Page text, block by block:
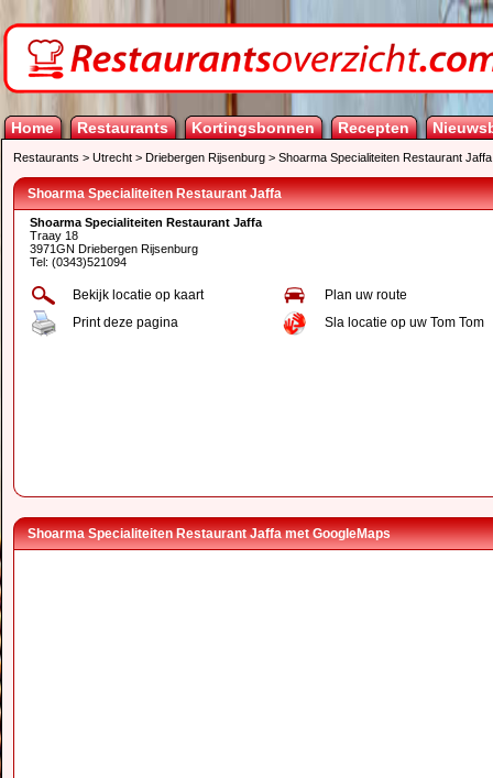
Home Restaurants Kortingsbonnen Recepten
Restaurants > Utrecht > Driebergen Rijsenburg > Shoarma Specialiteiten Restaurant Jaffa
Shoarma Specialiteiten Restaurant Jaffa
Shoarma Specialiteiten Restaurant Jaffa
Traay 18
3971GN Driebergen Rijsenburg
Tel: (0343)521094
Bekijk locatie op kaart
Plan uw route
Print deze pagina
Sla locatie op uw Tom Tom
Shoarma Specialiteiten Restaurant Jaffa met GoogleMaps